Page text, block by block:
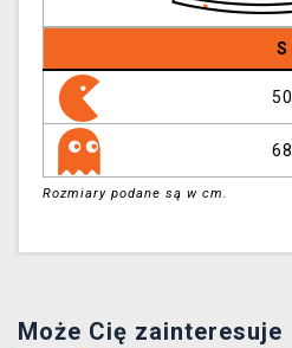
S
50
68
Rozmiary podane są w cm.
Może Cię zainteresuje